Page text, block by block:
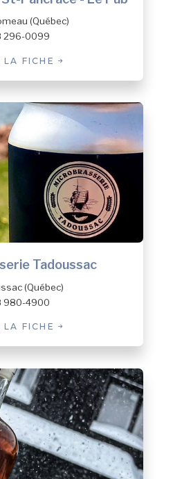
(Québec)
296-0099
LA FICHE
Tadoussac
(Québec)
980-4900
LA FICHE